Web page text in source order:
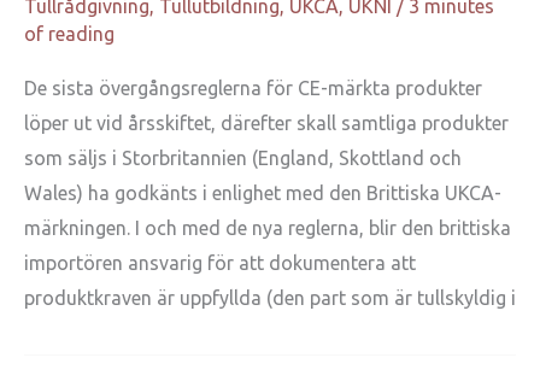
Tullrådgivning, Tullutbildning, UKCA, UKNI / 3 minutes
of reading
De sista övergångsreglerna för CE-märkta produkter
löper ut vid årsskiftet, därefter skall samtliga produkter
som säljs i Storbritannien (England, Skottland och
Wales) ha godkänts i enlighet med den Brittiska UKCA-
märkningen. I och med de nya reglerna, blir den brittiska
importören ansvarig för att dokumentera att
produktkraven är uppfyllda (den part som är tullskyldig i